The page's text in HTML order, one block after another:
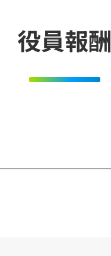
役員報酬